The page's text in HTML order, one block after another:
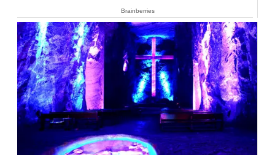
Brainberries